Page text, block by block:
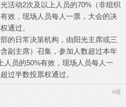
活动2次及以上人员的70%（非组织
效，现场人员每人一票，大会的决
通过。
的日常决策机构，由阳光主席或三
副主席）召集，参加人数超过本年
人员的50%有效，现场人员每人一
过半数投票权通过。
4楼